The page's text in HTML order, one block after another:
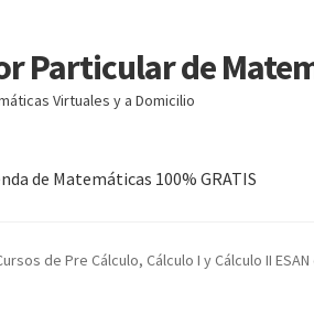
Particular de
Virtuales y a Domicilio
de Matemáticas 100% GRATIS
de Pre Cálculo, Cálculo I y Cálculo II